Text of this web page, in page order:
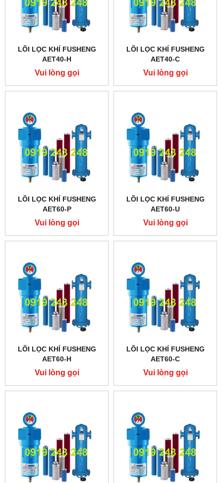
LÕI LỌC KHÍ FUSHENG
AET40-H
Vui lòng gọi
LÕI LỌC KHÍ FUSHENG
AET40-C
Vui lòng gọi
LÕI LỌC KHÍ FUSHENG
AET60-P
Vui lòng gọi
LÕI LỌC KHÍ FUSHENG
AET60-U
Vui lòng gọi
LÕI LỌC KHÍ FUSHENG
AET60-H
Vui lòng gọi
LÕI LỌC KHÍ FUSHENG
AET60-C
Vui lòng gọi